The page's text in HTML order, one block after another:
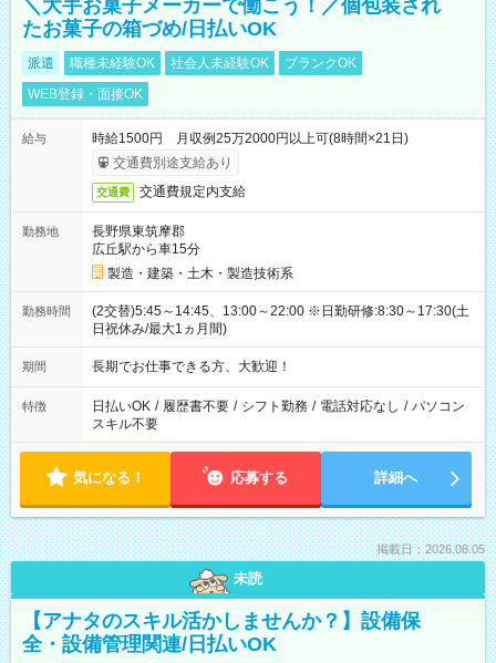
＼大手お菓子メーカーで働こう！／個包装され
たお菓子の箱づめ/日払いOK
派遣 職種未経験OK 社会人未経験OK
ブランクOK
WEB登録・面接OK
給与
時給1500円 月収例25万2000円以上可(8時間×21日)
交通費別途支給あり
交通費 交通費規定内支給
勤務地
長野県東筑摩郡
広丘駅から車15分
製造・建築・土木・製造技術系
勤務時間
(2交替)5:45～14:45、13:00～22:00 ※日勤研修:8:30～17:30(土
日祝休み/最大1ヵ月間)
期間 長期でお仕事できる方、大歓迎！
特徴 日払いOK / 履歴書不要 / シフト勤務 / 電話対応なし / パソコン
スキル不要
気になる！ 応募する 詳細へ
掲載日：2026.08.05
未読
【アナタのスキル活かしませんか？】設備保
全・設備管理関連/日払いOK